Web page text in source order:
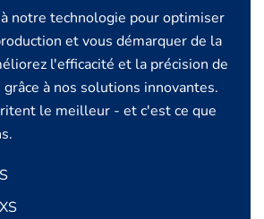
notre technologie pour optimiser
et vous démarquer de la
l'efficacité et la précision de
à nos solutions innovantes.
le meilleur - et c'est ce que